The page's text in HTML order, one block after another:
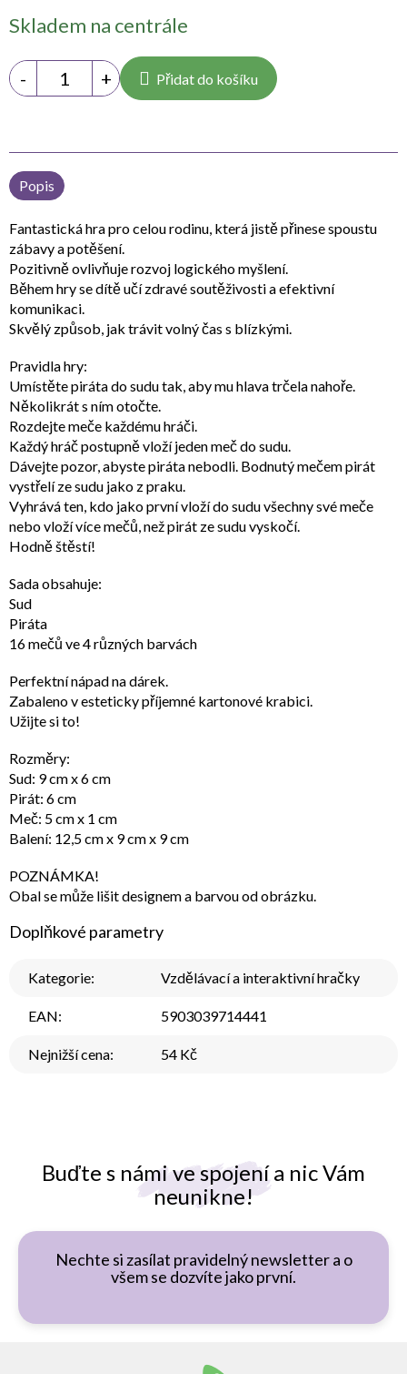
cena:
Skladem na centrále
Přidat do košíku
Buďte s námi ve spojení a nic Vám
neunikne!
Nechte si zasílat pravidelný newsletter a o
všem se dozvíte jako první.
Popis
Fantastická hra pro celou rodinu, která jistě přinese spoustu
zábavy a potěšení.
Pozitivně ovlivňuje rozvoj logického myšlení.
Během hry se dítě učí zdravé soutěživosti a efektivní
komunikaci.
Skvělý způsob, jak trávit volný čas s blízkými.
Pravidla hry:
Umístěte piráta do sudu tak, aby mu hlava trčela nahoře.
Několikrát s ním otočte.
Rozdejte meče každému hráči.
Každý hráč postupně vloží jeden meč do sudu.
Dávejte pozor, abyste piráta nebodli. Bodnutý mečem pirát
vystřelí ze sudu jako z praku.
Vyhrává ten, kdo jako první vloží do sudu všechny své meče
nebo vloží více mečů, než pirát ze sudu vyskočí.
Hodně štěstí!
Sada obsahuje:
Sud
Piráta
16 mečů ve 4 různých barvách
Perfektní nápad na dárek.
Zabaleno v esteticky příjemné kartonové krabici.
Užijte si to!
Rozměry:
Sud: 9 cm x 6 cm
Pirát: 6 cm
Meč: 5 cm x 1 cm
Balení: 12,5 cm x 9 cm x 9 cm
POZNÁMKA!
Obal se může lišit designem a barvou od obrázku.
Doplňkové parametry
Kategorie: Vzdělávací a interaktivní hračky
EAN: 5903039714441
Nejnižší cena: 54 Kč